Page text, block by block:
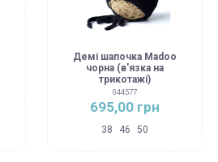
Демі шапочка Madoo
чорна (в'язка на
трикотажі)
044577
695,00 грн
38 46 50